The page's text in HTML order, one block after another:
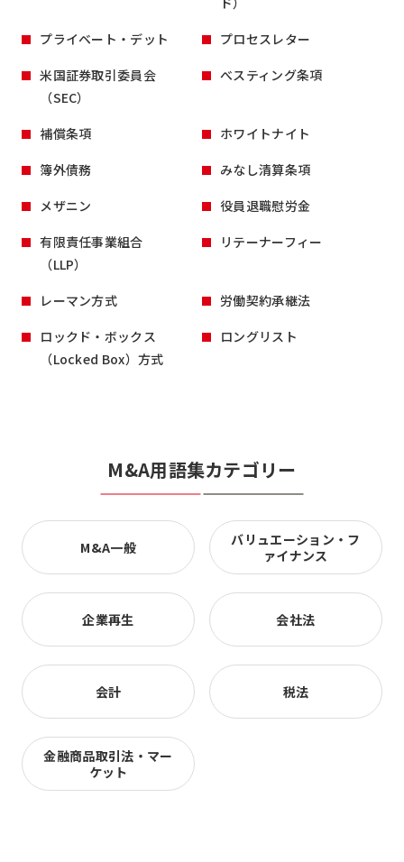
プライベート・デット
プロセスレター
米国証券取引委員会
（SEC）
べスティング条項
補償条項
ホワイトナイト
簿外債務
みなし清算条項
メザニン
役員退職慰労金
有限責任事業組合
（LLP）
リテーナーフィー
レーマン方式
労働契約承継法
ロックド・ボックス
（Locked Box）方式
ロングリスト
M&A用語集カテゴリー
M&A一般
バリュエーション・フ
ァイナンス
企業再生 会社法
会計 税法
金融商品取引法・マー
ケット